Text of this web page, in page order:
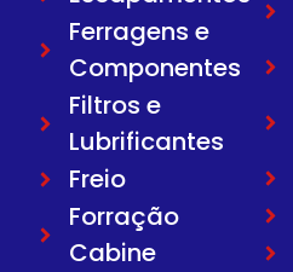
Ferragens e
Componentes
Filtros e
Lubrificantes
Freio
Forração
Cabine